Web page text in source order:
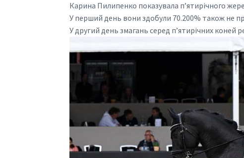
Карина Пилипенко показувала пʼятирічного
У перший день вони здобули 70.200% також не
У другий день змагань серед пʼятирічних коней